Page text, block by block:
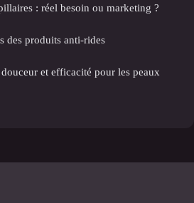
: réel besoin ou marketing ?
des produits anti-rides
et efficacité pour les peaux